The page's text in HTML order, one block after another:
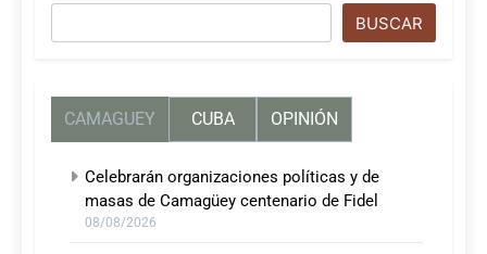
BUSCAR
CAMAGUEY CUBA OPINIÓN
Celebrarán organizaciones políticas y de
masas de Camagüey centenario de Fidel
08/08/2026